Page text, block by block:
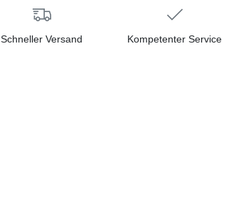
Schneller Versand Kompetenter Service